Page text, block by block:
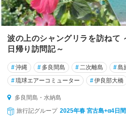
島
南
部
（
糸
・
知
念
）
慶
波の上のシャングリラを訪ねて
日帰り訪問記～
#沖縄 # 多良間島 #二次離島 #島
#琉球エアーコミューター #伊良部大橋
多良間島・水納島
旅行記グループ 2025年春 宮古島+α4日間